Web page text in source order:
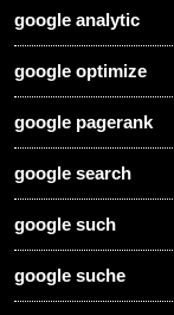
google analytic
google optimize
google pagerank
google search
google such
google suche